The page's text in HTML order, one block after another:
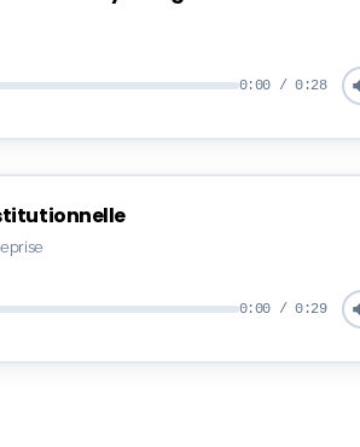
0:00 / 0:28
0:00 / 0:29